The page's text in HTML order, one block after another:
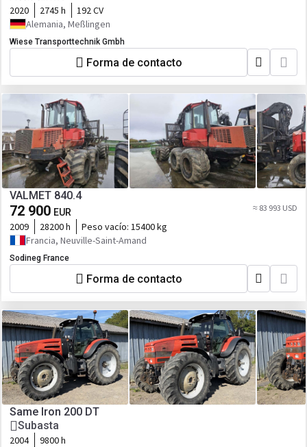
2020 2745 h
192 CV
Alemania, Meßlingen
Wiese Transporttechnik Gmbh
Forma de contacto
VALMET 840.4
72 900 EUR ≈ 83 993 USD
2009 28200 h Peso vacío: 15400 kg
Francia, Neuville-Saint-Amand
Sodineg France
Forma de contacto
Same Iron 200 DT
Subasta
2004
9800 h